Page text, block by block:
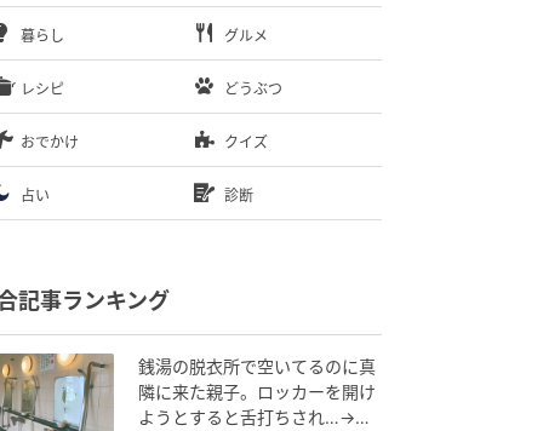
暮らし グルメ
レシピ どうぶつ
おでかけ クイズ
占い 診断
記事ランキング
銭湯の脱衣所で空いてるのに真
隣に来た親子。ロッカーを開け
ようとすると舌打ちされ…→直